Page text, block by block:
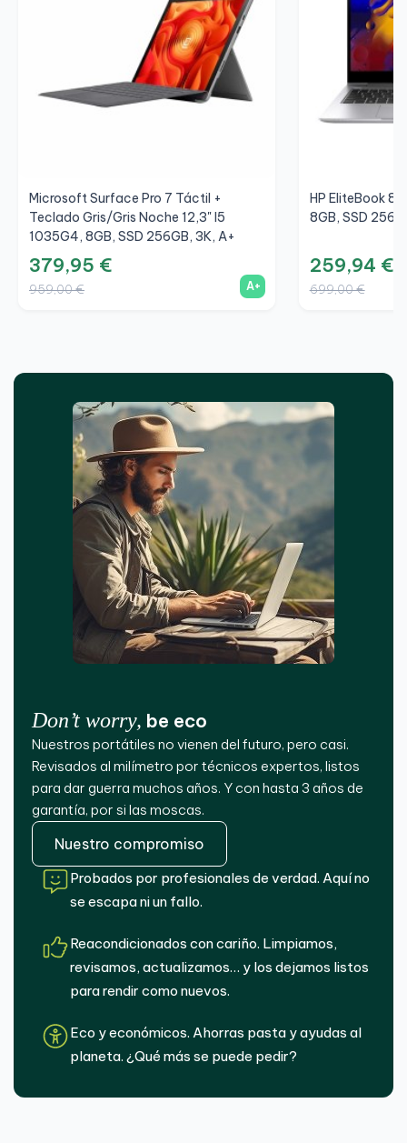
Microsoft Surface Pro 7 Táctil +
Teclado Gris/Gris Noche 12,3" I5
1035G4, 8GB, SSD 256GB, 3K, A+
379,95 €
959,00 € A+
HP EliteBook
8GB, SSD
259,94 €
699,00 €
Don’t worry, be eco
Nuestros portátiles no vienen del futuro, pero casi.
Revisados al milímetro por técnicos expertos, listos
para dar guerra muchos años. Y con hasta 3 años de
garantía, por si las moscas.
Nuestro compromiso
Probados por profesionales de verdad. Aquí no
se escapa ni un fallo.
Reacondicionados con cariño. Limpiamos,
revisamos, actualizamos… y los dejamos listos
para rendir como nuevos.
Eco y económicos. Ahorras pasta y ayudas al
planeta. ¿Qué más se puede pedir?